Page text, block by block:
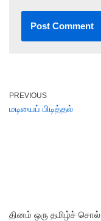
PREVIOUS
மடியைப் பிடித்தல்
தினம் ஒரு தமிழ்ச் சொல்